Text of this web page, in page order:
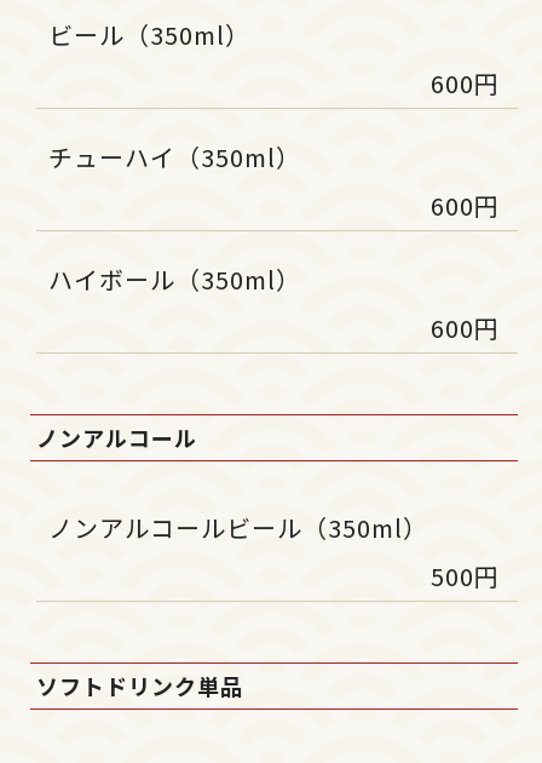
ビール（350ml）
600円
チューハイ（350ml）
600円
ハイボール（350ml）
600円
ノンアルコール
ノンアルコールビール（350ml）
500円
ソフトドリンク単品